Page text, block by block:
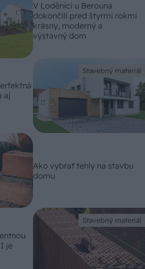
V Loděnici u Berouna
dokončili pred štyrmi rokmi
krásny, moderný a
výstavný dom
Stavebný materiál
aj
Ako vybrať tehly na stavbu
domu
Stavebný materiál
je